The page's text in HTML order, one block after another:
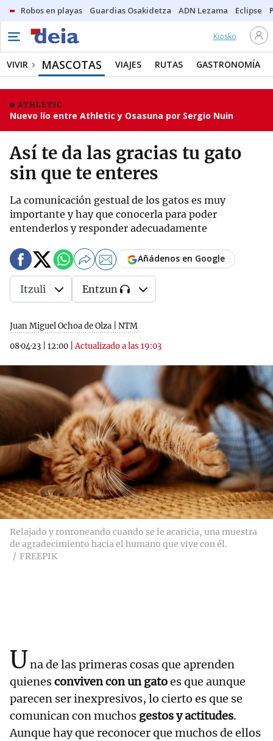
Robos en playas Guardias Osakidetza ADN Lezama Eclipse
Kiosko
VIVIR MASCOTAS VIAJES RUTAS GASTRONOMÍA
ATHLETIC
Nuevo lío entre Athletic y Osasuna por Sergio Nuin
Así te da las gracias tu gato
sin que te enteres
La comunicación gestual de los gatos es muy
importante y hay que conocerla para poder
entenderlos y responder adecuadamente
Juan Miguel Ochoa de Olza | NTM
08·04·23
12:00 |Actualizado a las 19:03
Añádenos en Google
Itzuli Entzun
Relajado y ronroneando cuando se le acaricia, una muestra
de agradecimiento hacia el humano que vive con él.
FREEPIK
Una de las primeras cosas que aprenden
quienesconviven con un gatoes que aunque
parecen ser inexpresivos, lo cierto es que se
comunican con muchos gestos y actitudes.
Aunque hay que reconocer que muchos de ellos